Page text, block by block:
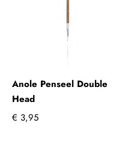
Anole Penseel Double
Head
€ 3,95